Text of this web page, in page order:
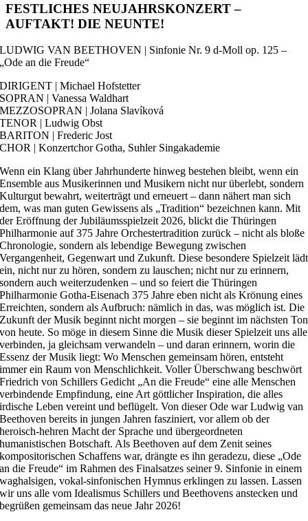
FESTLICHES NEUJAHRSKONZERT –
AUFTAKT! DIE NEUNTE!
LUDWIG VAN BEETHOVEN | Sinfonie Nr. 9 d-Moll op. 125 –
„Ode an die Freude“
DIRIGENT | Michael Hofstetter
SOPRAN | Vanessa Waldhart
MEZZOSOPRAN | Jolana Slavíková
TENOR | Ludwig Obst
BARITON | Frederic Jost
CHOR | Konzertchor Gotha, Suhler Singakademie
Wenn ein Klang über Jahrhunderte hinweg bestehen bleibt, wenn ein
Ensemble aus Musikerinnen und Musikern nicht nur überlebt, sondern
Kulturgut bewahrt, weiterträgt und erneuert – dann nähert man sich
dem, was man guten Gewissens als „Tradition“ bezeichnen kann. Mit
der Eröffnung der Jubiläumsspielzeit 2026, blickt die Thüringen
Philharmonie auf 375 Jahre Orchestertradition zurück – nicht als bloße
Chronologie, sondern als lebendige Bewegung zwischen
Vergangenheit, Gegenwart und Zukunft. Diese besondere Spielzeit lädt
ein, nicht nur zu hören, sondern zu lauschen; nicht nur zu erinnern,
sondern auch weiterzudenken – und so feiert die Thüringen
Philharmonie Gotha-Eisenach 375 Jahre eben nicht als Krönung eines
Erreichten, sondern als Aufbruch: nämlich in das, was möglich ist. Die
Zukunft der Musik beginnt nicht morgen – sie beginnt im nächsten Ton
von heute. So möge in diesem Sinne die Musik dieser Spielzeit uns alle
verbinden, ja gleichsam verwandeln – und daran erinnern, worin die
Essenz der Musik liegt: Wo Menschen gemeinsam hören, entsteht
immer ein Raum von Menschlichkeit. Voller Überschwang beschwört
Friedrich von Schillers Gedicht „An die Freude“ eine alle Menschen
verbindende Empfindung, eine Art göttlicher Inspiration, die alles
irdische Leben vereint und beflügelt. Von dieser Ode war Ludwig van
Beethoven bereits in jungen Jahren fasziniert, vor allem ob der
heroisch-hehren Macht der Sprache und übergeordneten
humanistischen Botschaft. Als Beethoven auf dem Zenit seines
kompositorischen Schaffens war, drängte es ihn geradezu, diese „Ode
an die Freude“ im Rahmen des Finalsatzes seiner 9. Sinfonie in einem
waghalsigen, vokal-sinfonischen Hymnus erklingen zu lassen. Lassen
wir uns alle vom Idealismus Schillers und Beethovens anstecken und
begrüßen gemeinsam das neue Jahr 2026!